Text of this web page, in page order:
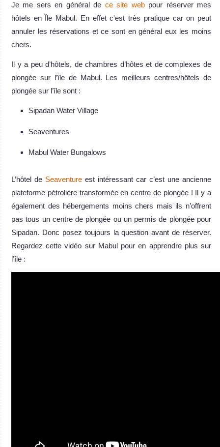
Je me sers en général de ce site webpour réserver mes
hôtels en Île Mabul. En effet c'est très pratique car on peut
annuler les réservations et ce sont en général eux les moins
chers.
Il y a peu d’hôtels, de chambres d’hôtes et de complexes de
plongée sur l’île de Mabul. Les meilleurs centres/hôtels de
plongée sur l’île sont :
Sipadan Water Village
Seaventures
Mabul Water Bungalows
L’hôtel de Seaventure est intéressant car c’est une ancienne
plateforme pétrolière transformée en centre de plongée ! Il y a
également des hébergements moins chers mais ils n’offrent
pas tous un centre de plongée ou un permis de plongée pour
Sipadan. Donc posez toujours la question avant de réserver.
Regardez cette vidéo sur Mabul pour en apprendre plus sur
l’île :